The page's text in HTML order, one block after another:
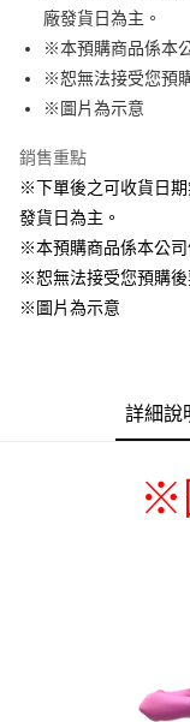
ATM付款
運送方式
預購訂單-宅配專用(🔺
每筆NT$100，滿
預購訂單-離島宅配專
結帳，避免整筆訂單
每筆NT$220
廠發貨日為主。
※本預購商品係本
※恕無法接受您預
※圖片為示意
銷售重點
※下單後之可收貨日
發貨日為主。
※本預購商品係本公
※恕無法接受您預購
※圖片為示意
詳細說
※